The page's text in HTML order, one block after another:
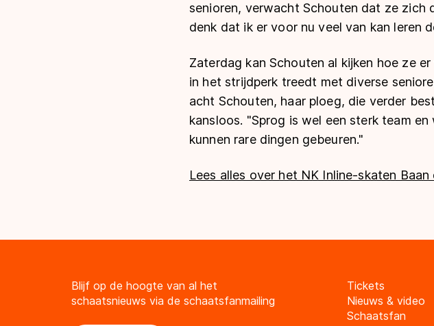
senioren, verwacht Schouten dat ze zich
denk dat ik er voor nu veel van kan leren
Zaterdag kan Schouten al kijken hoe ze
in het strijdperk treedt met diverse
acht Schouten, haar ploeg, die verder
kansloos. "Sprog is wel een sterk team
kunnen rare dingen gebeuren."
Lees alles over het NK Inline-skaten
Blijf op de hoogte van al het
schaatsnieuws via de schaatsfanmailing
Tickets
Nieuws & video
Schaatsfan